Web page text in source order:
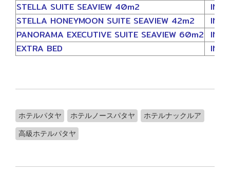
STELLA SUITE SEAVIEW 40m2
STELLA HONEYMOON SUITE SEAVIEW 42m2
PANORAMA EXECUTIVE SUITE SEAVIEW 60m2
EXTRA BED
ホテルパタヤ ホテルノースパタヤ
ホテルナックルア
高級ホテルパタヤ